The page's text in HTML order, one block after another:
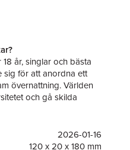
år, singlar och bästa
sig för att anordna ett
övernattning. Världen
och gå skilda
varje år.
två vänner kvar vid den
hårt av festande,
2026-01-16
120 x 20 x 180 mm